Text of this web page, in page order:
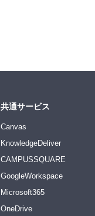
共通サービス
Canvas
KnowledgeDeliver
CAMPUSSQUARE
GoogleWorkspace
Microsoft365
OneDrive